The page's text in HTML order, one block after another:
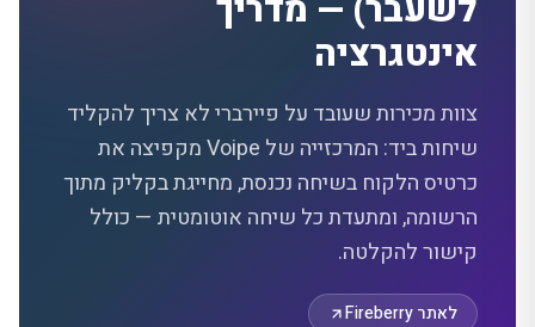
לשעבר) — מדריך
אינטגרציה
צוות מכירות שעובד על פיירברי לא צריך להקליד
שיחות ביד: המרכזייה של Voipe מקפיצה את
כרטיס הלקוח בשיחה נכנסת, מחייגת בקליק מתוך
הרשומה, ומתעדת כל שיחה אוטומטית — כולל
קישור להקלטה.
לאתר Fireberry